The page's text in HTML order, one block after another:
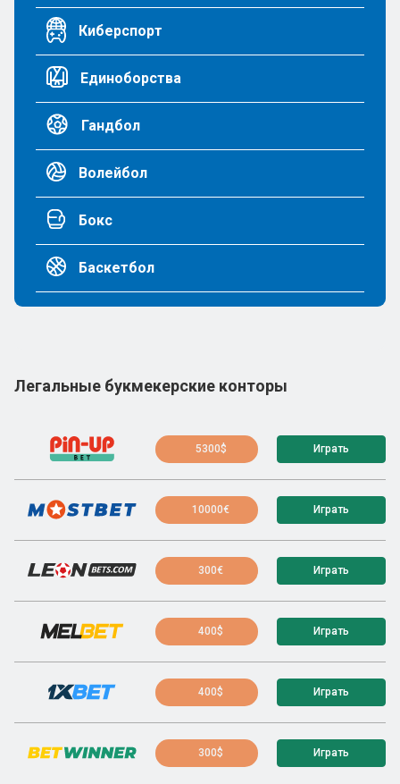
Киберспорт
Единоборства
Гандбол
Волейбол
Бокс
Баскетбол
Легальные букмекерские конторы
5300$ Играть
10000€ Играть
300€ Играть
400$ Играть
400$ Играть
300$ Играть